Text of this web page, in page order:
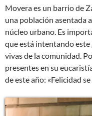
Movera es un barrio de
una población asentada
núcleo urbano. Es
que está intentando este
vivas de la comunidad.
presentes en su
de este año: «Felicidad